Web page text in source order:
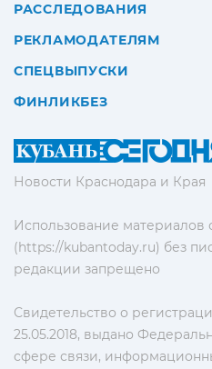
Новости Краснодара и Края
Использование материалов
(https://kubantoday.ru) без
редакции запрещено
Свидетельство о
25.05.2018, выдано
сфере связи,
РАССЛЕДОВАНИЯ
РЕКЛАМОДАТЕЛЯМ
СПЕЦВЫПУСКИ
ФИНЛИКБЕЗ